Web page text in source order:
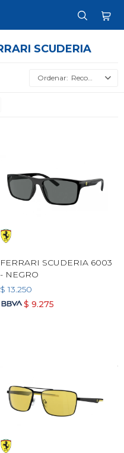
SCUDERIA
Recomendados
FERRARI SCUDERIA 6003
- NEGRO
$ 13.250
$ 9.275